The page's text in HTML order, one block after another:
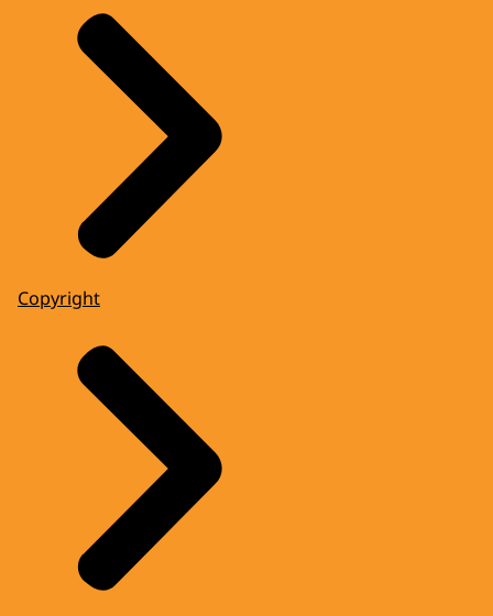
Copyright